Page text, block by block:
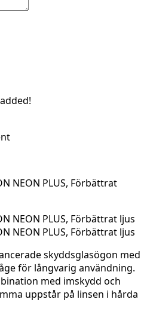
skyddsglasögon med
för långvarig användning.
med imskydd och
uppstår på linsen i hårda